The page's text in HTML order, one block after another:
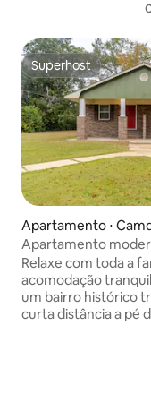
Superhost
Superhost
Apartamento ⋅
Apartamento
localizado perto do
Relaxe com toda a
acomodação
um bairro histórico
curta distância a pé